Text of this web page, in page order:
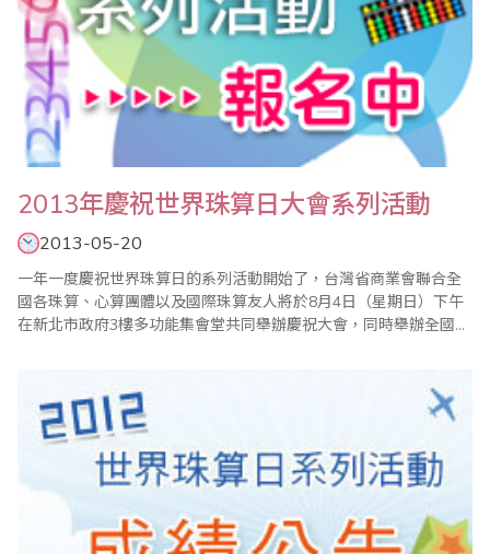
2013年慶祝世界珠算日大會系列活動
2013-05-20
一年一度慶祝世界珠算日的系列活動開始了，台灣省商業會聯合全
國各珠算、心算團體以及國際珠算友人將於8月4日（星期日）下午
在新北市政府3樓多功能集會堂共同舉辦慶祝大會，同時舉辦全國珠
力，對年長者也有健腦、教育、樂活的功能，希望各界能多提供高
齡學習或珠算對於醫..